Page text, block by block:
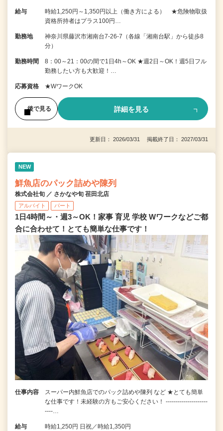
給与
時給1,250円～1,350円以上（働き方による） ★危険物取扱
資格所持者はプラス100円…
勤務地
神奈川県藤沢市湘南台7-26-7（各線「湘南台駅」から徒歩8
分）
勤務時間
8：00～21：00の間で1日4h～OK ★週2日～OK！週5日フル
勤務したい方も大歓迎！…
応募資格 ★WワークOK
後で見る 詳細を見る
更新日： 2026/03/31 掲載終了日： 2027/03/31
NEW
鮮魚店のパック詰めや陳列
株式会社旬 ／ さかなや旬 荏田北店
アルバイト パート
1日4時間～・週3～OK！家事 育児 学校 Wワークなどご都
合に合わせて！とても簡単な仕事です！
仕事内容
スーパー内鮮魚店でのパック詰めや陳列 など ★とても簡単
な仕事です！未経験の方もご安心ください！ ---------------------
----…
給与 時給1,250円 日祝／時給1,350円